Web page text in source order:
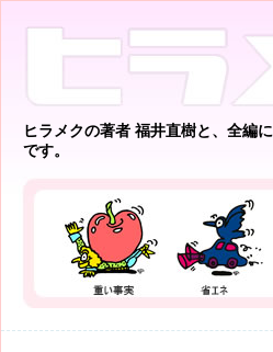
ヒラメクの著者 福井直樹と、全編
です。